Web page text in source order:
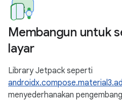
Membangun untuk
layar
Library Jetpack seperti
menyederhanakan